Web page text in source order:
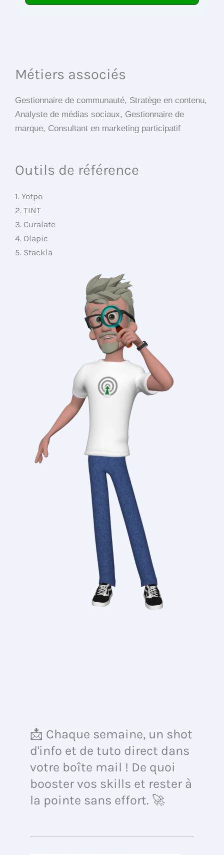
Métiers associés
Gestionnaire de communauté, Stratège en contenu,
Analyste de médias sociaux, Gestionnaire de
marque, Consultant en marketing participatif
Outils de référence
1. Yotpo
2. TINT
3. Curalate
4. Olapic
5. Stackla
📩 Chaque semaine, un shot
d'info et de tuto direct dans
votre boîte mail ! De quoi
booster vos skills et rester à
la pointe sans effort. 🚀